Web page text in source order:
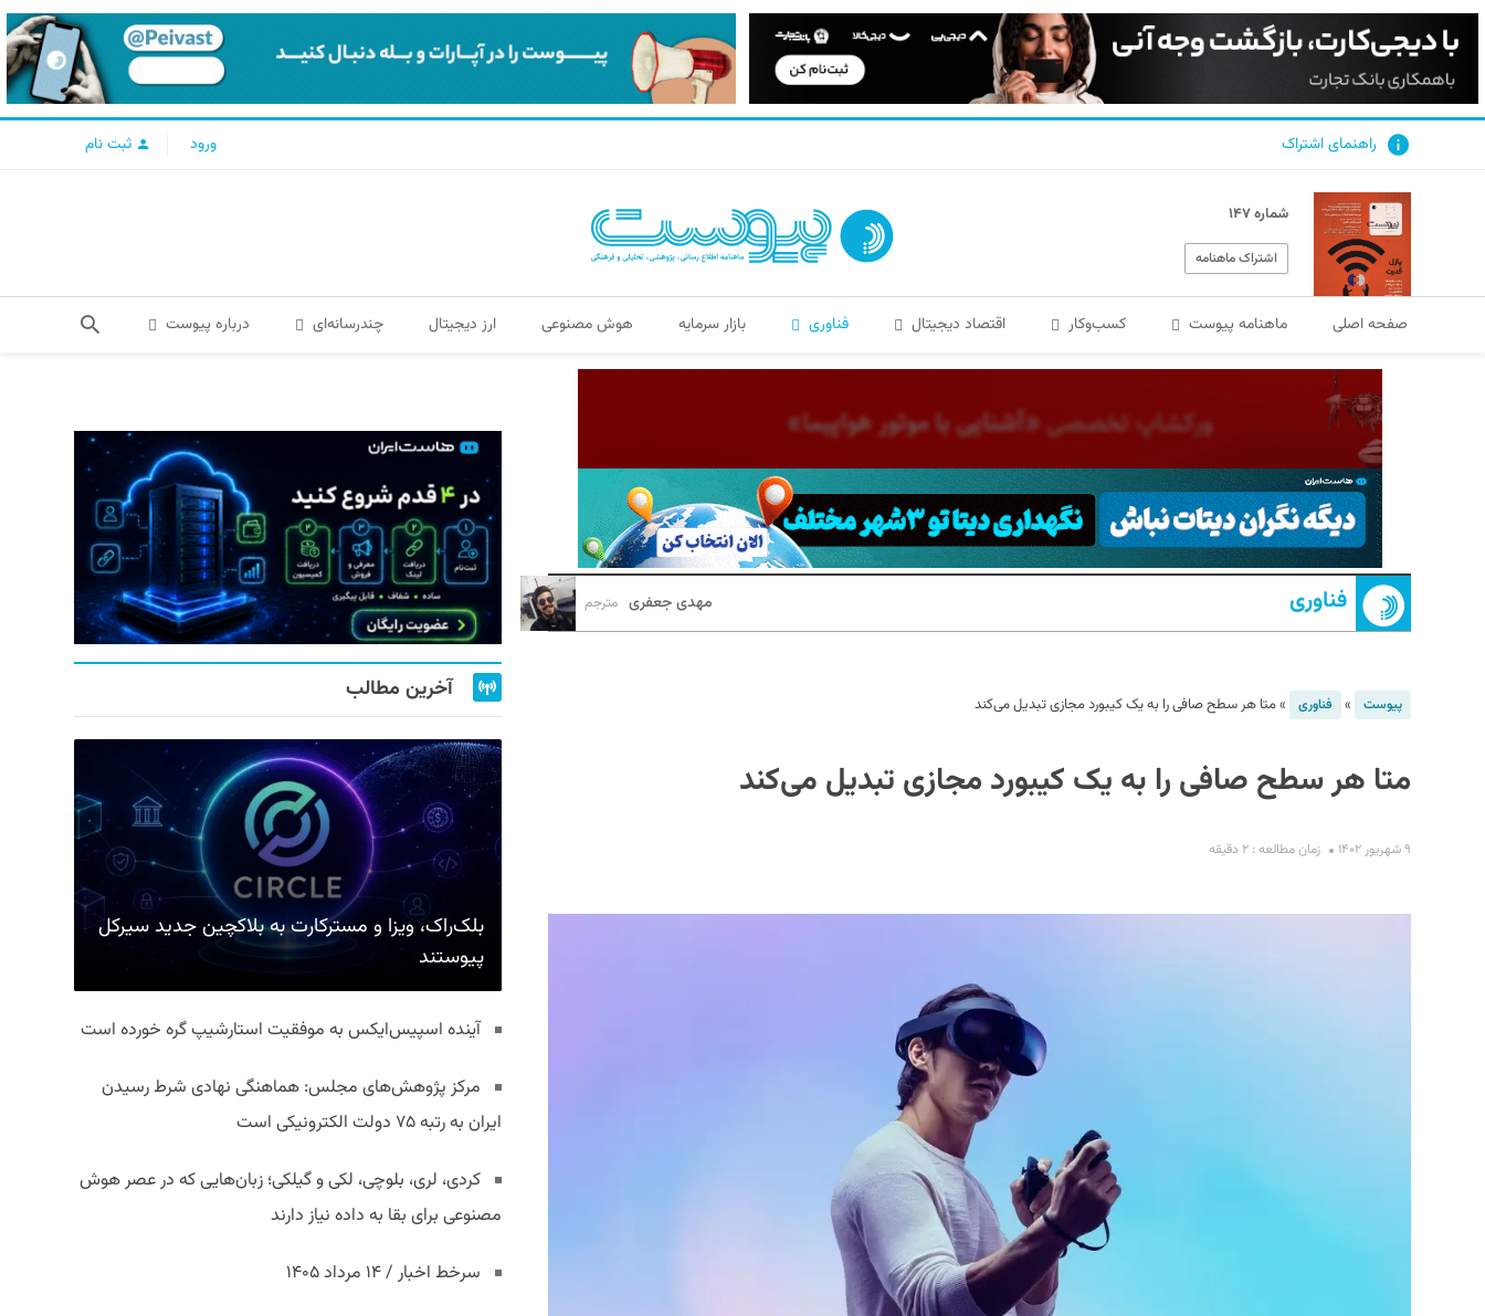
راهنمای اشتراک ورود ثبت نام
شماره ۱۴۷
اشتراک ماهنامه
صفحه اصلی ماهنامه پیوست کسب‌و‌کار اقتصاد دیجیتال فناوری بازار سرمایه هوش مصنوعی ارز دیجیتال چندرسانه‌ای درباره پیوست
فناوری مهدی جعفری مترجم
پیوست » فناوری »متا هر سطح صافی را به یک کیبورد مجازی تبدیل می‌کند
متا هر سطح صافی را به یک کیبورد مجازی تبدیل می‌کند
۹ شهریور ۱۴۰۲ زمان مطالعه : ۲ دقیقه
آخرین مطالب
بلک‌راک، ویزا و مسترکارت به بلاکچین جدید سیرکل
پیوستند
آینده اسپیس‌ایکس به موفقیت استارشیپ گره خورده است
مرکز پژوهش‌های مجلس: هماهنگی نهادی شرط رسیدن
ایران به رتبه ۷۵ دولت الکترونیکی است
کردی، لری، بلوچی، لکی و گیلکی؛ زبان‌هایی که در عصر هوش
مصنوعی برای بقا به داده نیاز دارند
سرخط اخبار / ۱۴ مرداد ۱۴۰۵